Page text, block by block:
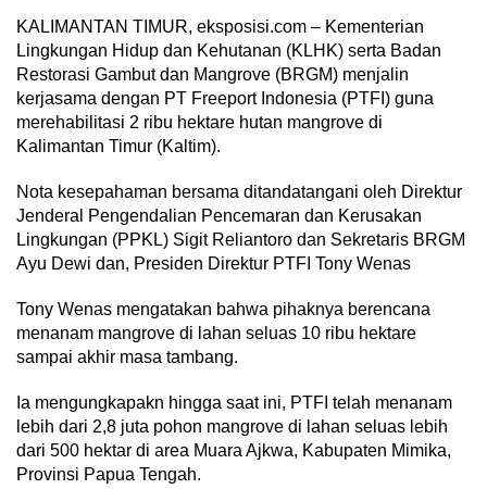
KALIMANTAN TIMUR, eksposisi.com – Kementerian
Lingkungan Hidup dan Kehutanan (KLHK) serta Badan
Restorasi Gambut dan Mangrove (BRGM) menjalin
kerjasama dengan PT Freeport Indonesia (PTFI) guna
merehabilitasi 2 ribu hektare hutan mangrove di
Kalimantan Timur (Kaltim).
Nota kesepahaman bersama ditandatangani oleh Direktur
Jenderal Pengendalian Pencemaran dan Kerusakan
Lingkungan (PPKL) Sigit Reliantoro dan Sekretaris BRGM
Ayu Dewi dan, Presiden Direktur PTFI Tony Wenas
Tony Wenas mengatakan bahwa pihaknya berencana
menanam mangrove di lahan seluas 10 ribu hektare
sampai akhir masa tambang.
Ia mengungkapakn hingga saat ini, PTFI telah menanam
lebih dari 2,8 juta pohon mangrove di lahan seluas lebih
dari 500 hektar di area Muara Ajkwa, Kabupaten Mimika,
Provinsi Papua Tengah.